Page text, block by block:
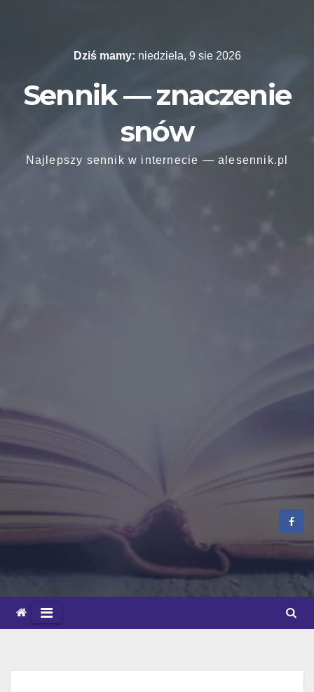
Dziś mamy: niedziela, 9 sie 2026
Sennik — znaczenie
snów
Najlepszy sennik w internecie — alesennik.pl